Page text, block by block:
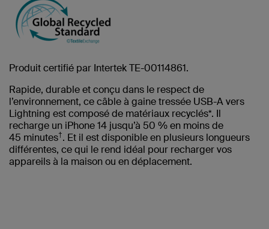
Produit certifié par Intertek TE-00114861.
Rapide, durable et conçu dans le respect de
l’environnement, ce câble à gaine tressée USB-A vers
Lightning est composé de matériaux recyclés*. Il
recharge un iPhone 14 jusqu’à 50 % en moins de
45 minutes†. Et il est disponible en plusieurs longueurs
différentes, ce qui le rend idéal pour recharger vos
appareils à la maison ou en déplacement.